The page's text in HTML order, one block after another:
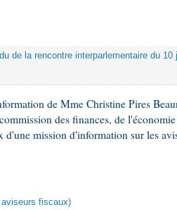
de la rencontre interparlementaire du
de Mme Christine Pires
des finances, de
d'une mission d'information sur les
fiscaux)